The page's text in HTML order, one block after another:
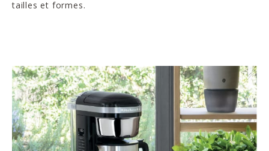
tailles et formes.